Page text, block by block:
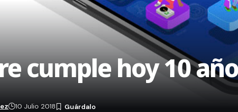
cumple hoy 10
10 Julio 2018